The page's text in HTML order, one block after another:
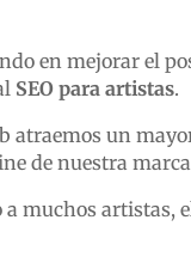
en mejorar el
SEO para artistas.
atraemos un
de nuestra
a muchos artistas,